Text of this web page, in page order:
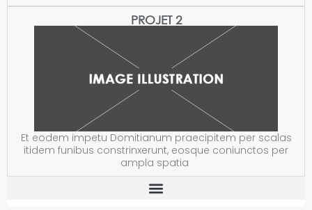
PROJET 2
Et eodem impetu Domitianum praecipitem per scalas
itidem funibus constrinxerunt, eosque coniunctos per
ampla spatia